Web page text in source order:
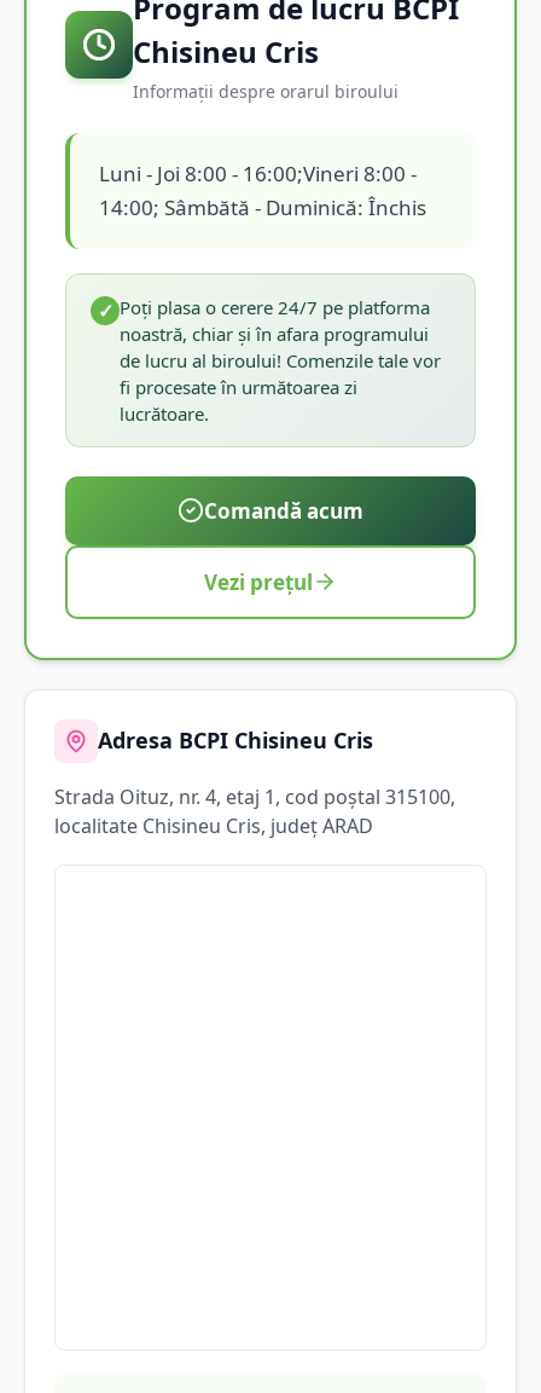
Chisineu Cris
Informații despre orarul biroului
Luni - Joi 8:00 - 16:00;Vineri 8:00 -
14:00; Sâmbătă - Duminică: Închis
✓ Poți plasa o cerere 24/7 pe platforma
noastră, chiar și în afara programului
de lucru al biroului! Comenzile tale vor
fi procesate în următoarea zi
lucrătoare.
Comandă acum
Vezi prețul
Adresa BCPI Chisineu Cris
Strada Oituz, nr. 4, etaj 1, cod poștal 315100,
localitate Chisineu Cris, județARAD